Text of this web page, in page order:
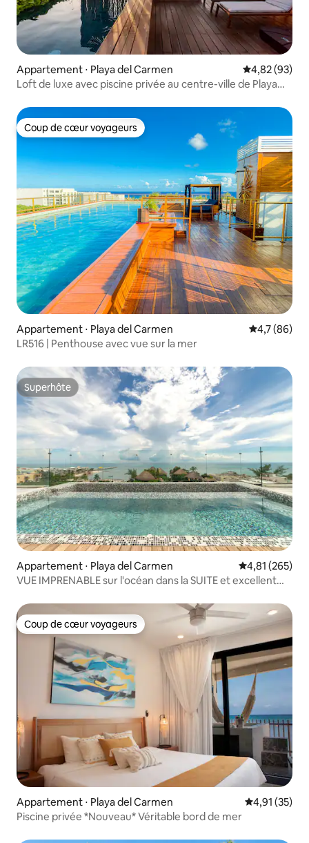
Appartement ⋅ Playa del Carmen Évaluation
4,82 (93)
Loft de luxe avec piscine privée au centre-ville de Playa
Coup de cœur voyageurs
Coup de cœur voyageurs
Appartement ⋅ Playa del Carmen Évaluation
4,7 (86)
LR516 | Penthouse avec vue sur la mer
Superhôte
Superhôte
Appartement ⋅ Playa del Carmen Évaluation
4,81 (265)
VUE IMPRENABLE sur l'océan dans la SUITE et excellent
Coup de cœur voyageurs
Coup de cœur voyageurs
Appartement ⋅ Playa del Carmen Évaluation
4,91 (35)
Piscine privée *Nouveau* Véritable bord de mer